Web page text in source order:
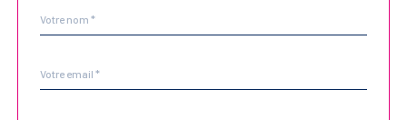
par
*
*